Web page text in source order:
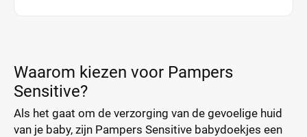
Waarom kiezen voor Pampers
Sensitive?
Als het gaat om de verzorging van de gevoelige huid
van je baby, zijn Pampers Sensitive babydoekjes een